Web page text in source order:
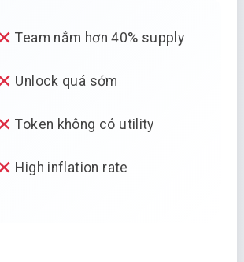
Team nắm hơn 40% supply
Unlock quá sớm
Token không có utility
High inflation rate